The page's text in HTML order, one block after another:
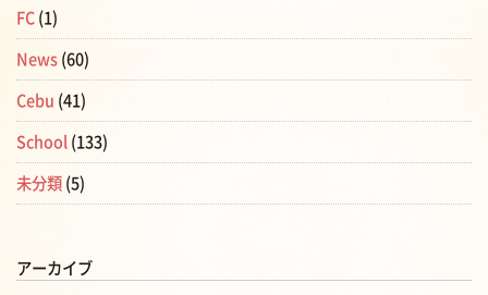
FC (1)
News (60)
Cebu (41)
School (133)
未分類 (5)
アーカイブ